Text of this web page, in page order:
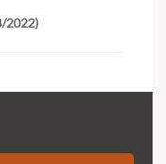
2022)